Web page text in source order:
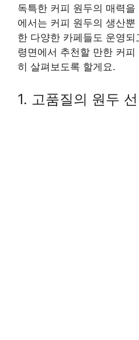
독특한 커피 원두의 매력
에서는 커피 원두의 생산
한 다양한 카페들도 운영
령면에서 추천할 만한 커
히 살펴보도록 할게요.
1. 고품질의 원두